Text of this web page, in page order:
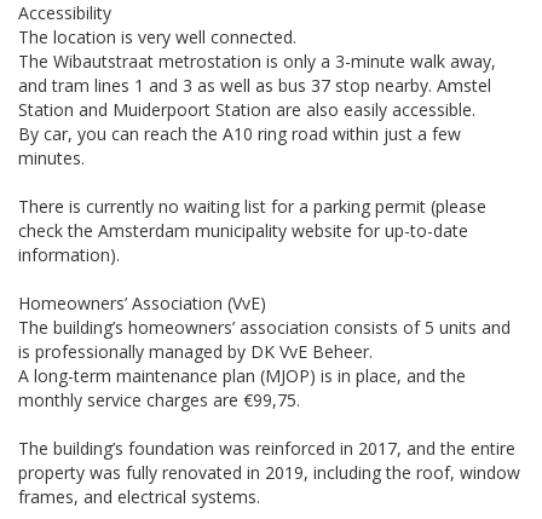
Accessibility
The location is very well connected.
The Wibautstraat metrostation is only a 3-minute walk away,
and tram lines 1 and 3 as well as bus 37 stop nearby. Amstel
Station and Muiderpoort Station are also easily accessible.
By car, you can reach the A10 ring road within just a few
minutes.
There is currently no waiting list for a parking permit (please
check the Amsterdam municipality website for up-to-date
information).
Homeowners’ Association (VvE)
The building’s homeowners’ association consists of 5 units and
is professionally managed by DK VvE Beheer.
A long-term maintenance plan (MJOP) is in place, and the
monthly service charges are €99,75.
The building’s foundation was reinforced in 2017, and the entire
property was fully renovated in 2019, including the roof, window
frames, and electrical systems.